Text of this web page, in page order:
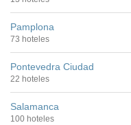
Pamplona
73 hoteles
Pontevedra Ciudad
22 hoteles
Salamanca
100 hoteles